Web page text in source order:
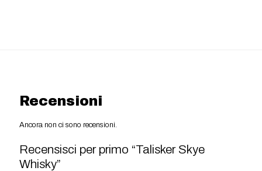
Recensioni
Ancora non ci sono recensioni.
Recensisci per primo “Talisker Skye
Whisky”